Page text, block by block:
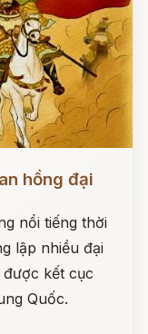
hồng đại
nổi tiếng thời
lập nhiều đại
kết cục
Quốc.